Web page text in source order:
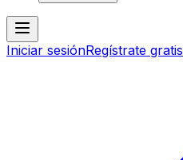
Iniciar sesiónRegístrate gratis